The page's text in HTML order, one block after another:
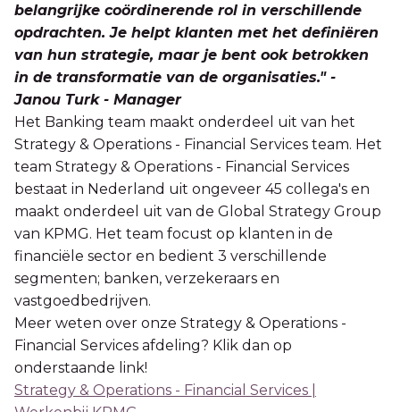
belangrijke coördinerende rol in verschillende
opdrachten. Je helpt klanten met het definiëren
van hun strategie, maar je bent ook betrokken
in de transformatie van de organisaties." -
Janou Turk - Manager
Het Banking team maakt onderdeel uit van het
Strategy & Operations - Financial Services team. Het
team Strategy & Operations - Financial Services
bestaat in Nederland uit ongeveer 45 collega's en
maakt onderdeel uit van de Global Strategy Group
van KPMG. Het team focust op klanten in de
financiële sector en bedient 3 verschillende
segmenten; banken, verzekeraars en
vastgoedbedrijven.
Meer weten over onze Strategy & Operations -
Financial Services afdeling? Klik dan op
onderstaande link!
Strategy & Operations - Financial Services |